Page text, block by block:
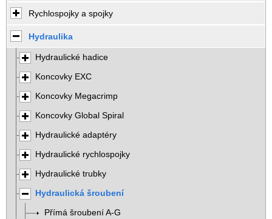
Rychlospojky a spojky
Hydraulika
Hydraulické hadice
Koncovky EXC
Koncovky Megacrimp
Koncovky Global Spiral
Hydraulické adaptéry
Hydraulické rychlospojky
Hydraulické trubky
Hydraulická šroubení
Přímá šroubení A-G